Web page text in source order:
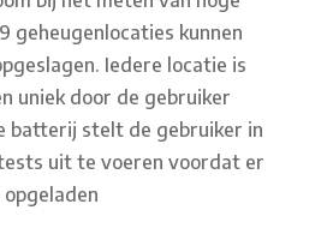
geheugenlocaties kunnen
Iedere locatie is
uniek door de gebruiker
batterij stelt de gebruiker in
uit te voeren voordat er